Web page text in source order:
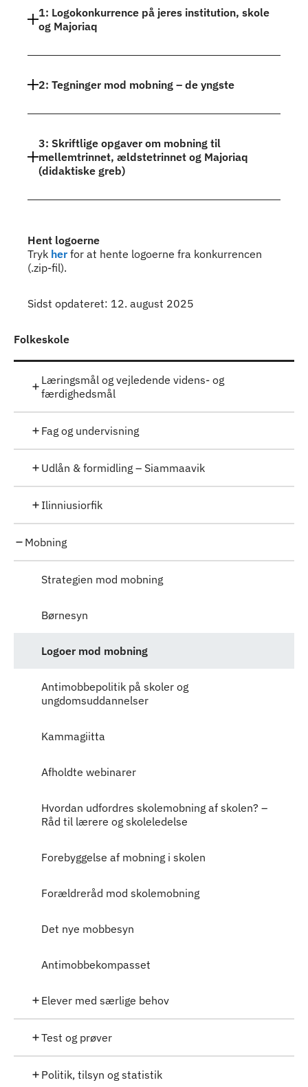
1: Logokonkurrence på jeres institution, skole
og Majoriaq
2: Tegninger mod mobning – de yngste
3: Skriftlige opgaver om mobning til
mellemtrinnet, ældstetrinnet og Majoriaq
(didaktiske greb)
Hent logoerne
Tryk her for at hente logoerne fra konkurrencen
(.zip-fil).
Sidst opdateret: 12. august 2025
Folkeskole
Læringsmål og vejledende videns- og
færdighedsmål
Fag og undervisning
Udlån & formidling – Siammaavik
Ilinniusiorfik
Mobning
Strategien mod mobning
Børnesyn
Logoer mod mobning
Antimobbepolitik på skoler og
ungdomsuddannelser
Kammagiitta
Afholdte webinarer
Hvordan udfordres skolemobning af skolen? –
Råd til lærere og skoleledelse
Forebyggelse af mobning i skolen
Forældreråd mod skolemobning
Det nye mobbesyn
Antimobbekompasset
Elever med særlige behov
Test og prøver
Politik, tilsyn og statistik